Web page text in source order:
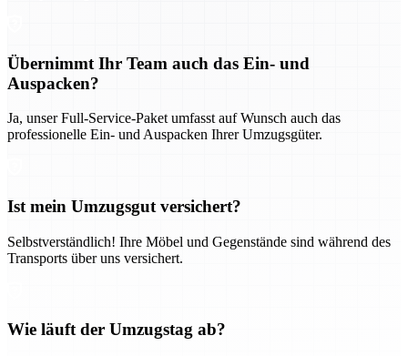
Übernimmt Ihr Team auch das Ein- und
Auspacken?
Ja, unser Full-Service-Paket umfasst auf Wunsch auch das
professionelle Ein- und Auspacken Ihrer Umzugsgüter.
Ist mein Umzugsgut versichert?
Selbstverständlich! Ihre Möbel und Gegenstände sind während des
Transports über uns versichert.
Wie läuft der Umzugstag ab?